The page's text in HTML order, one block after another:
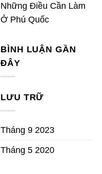
Những Điều Cần Làm
Ở Phú Quốc
BÌNH LUẬN GẦN
ĐÂY
LƯU TRỮ
Tháng 9 2023
Tháng 5 2020